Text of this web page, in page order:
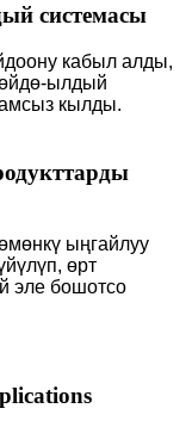
системасы
кабыл алды,
өйдө-ылдый
кылды.
ыңгайлуу
өрт
эле бошотсо